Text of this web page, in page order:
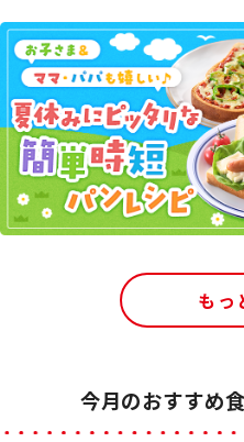
もっ
今月のおすすめ